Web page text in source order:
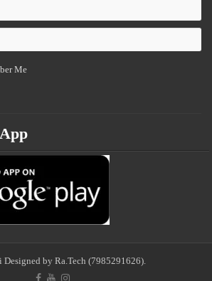
Me
Designed by Ra.Tech (7985291626).